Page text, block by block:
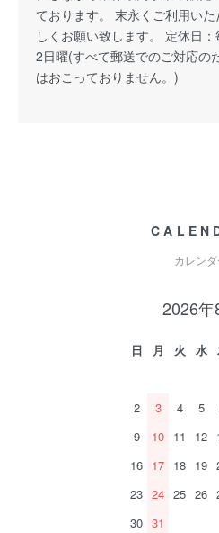
ております。 末永くご利用い
しくお願い致します。 定休日
2日曜(すべて郵送でのご対応の
はおこっておりません。)
カレン
2026年
日 月 火 水
2
3 4 5
9
10 11 12
16 17 18 19
23 24 25 26
30 31